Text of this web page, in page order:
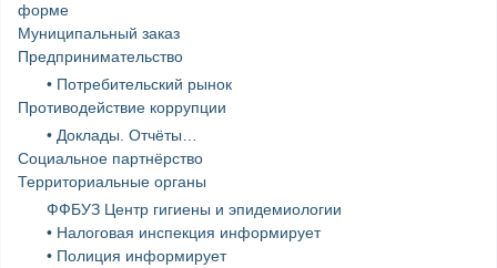
форме
Муниципальный заказ
Предпринимательство
• Потребительский рынок
Противодействие коррупции
• Доклады. Отчёты…
Социальное партнёрство
Территориальные органы
ФФБУЗ Центр гигиены и эпидемиологии
• Налоговая инспекция информирует
• Полиция информирует